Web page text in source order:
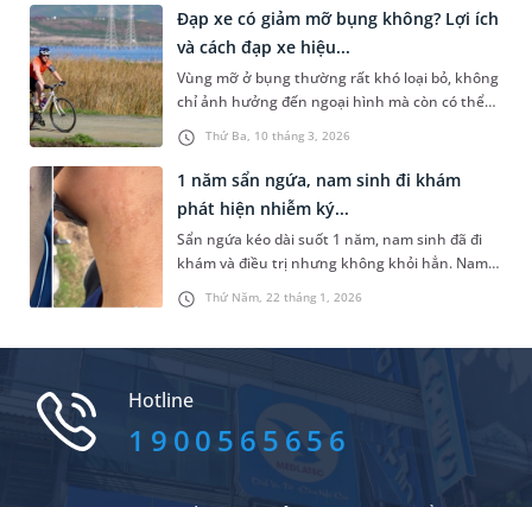
nguy cơ biến chứng nặng. Trường hợp bé gái
12 tuổi dưới đây là minh chứng điển hình khi
được chẩn đoán nhiễm EBV kèm viêm gan cấp
và giảm tiểu cầu.
Thứ Ba, 10 tháng 3, 2026
Đạp xe có giảm mỡ bụng không? Lợi ích
và cách đạp xe hiệu...
Vùng mỡ ở bụng thường rất khó loại bỏ, không
chỉ ảnh hưởng đến ngoại hình mà còn có thể
liên quan đến nhiều vấn đề sức khỏe. Đạp xe là
một trong những hình thức vận động đơn giản,
được nhiều người lựa chọn vì dễ tiếp cận và dễ
thực hiện. Vậy đạp xe có giảm mỡ bụng không?
Những chia sẻ dưới đây sẽ giúp bạn hiểu rõ vấn
đề hơn.
Thứ Năm, 22 tháng 1, 2026
1 năm sẩn ngứa, nam sinh đi khám
phát hiện nhiễm ký...
Sẩn ngứa kéo dài suốt 1 năm, nam sinh đã đi
khám và điều trị nhưng không khỏi hẳn. Nam
sinh may mắn chấm dứt các tình trạng ngứa
ngáy, khó chịu này khi đến khám tại Phòng
Hotline
1900565656